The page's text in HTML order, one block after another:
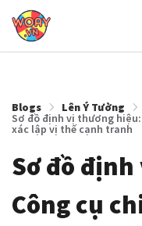
Blogs Lên Ý Tưởng
Sơ đồ định vị thương
xác lập vị thế cạnh tranh
Sơ đồ
Công cụ